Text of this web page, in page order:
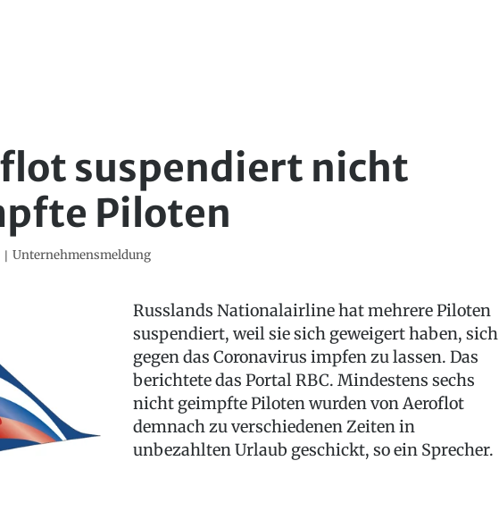
suspendiert nicht
Piloten
Unternehmensmeldung
Russlands Nationalairline hat mehrere Piloten
suspendiert, weil sie sich geweigert haben, sich
gegen das Coronavirus impfen zu lassen. Das
berichtete das Portal RBC. Mindestens sechs
nicht geimpfte Piloten wurden von Aeroflot
demnach zu verschiedenen Zeiten in
unbezahlten Urlaub geschickt, so ein Sprecher.